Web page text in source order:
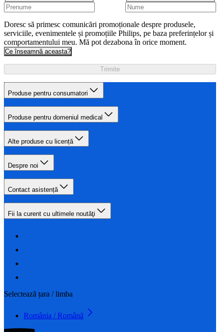
Doresc să primesc comunicări promoționale despre produsele,
serviciile, evenimentele și promoțiile Philips, pe baza preferințelor și
comportamentului meu. Mă pot dezabona în orice moment.
Ce înseamnă aceasta?
Trimite
Produse pentru consumatori
Produse pentru domeniul medical
Alte produse cu licență
Despre noi
Contact asistență
Fii la curent cu ultimele noutăţi
Selectează țara / limba
România / Română